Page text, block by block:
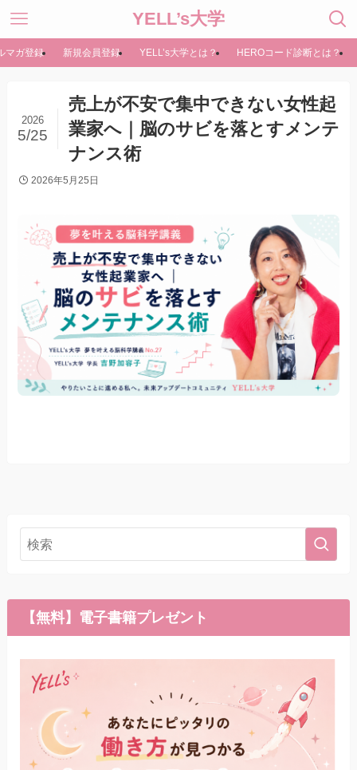
YELL’s大学
マガ登録 新規会員登録 YELL’s大学とは？ HEROコード診断とは？
売上が不安で集中できない女性起
業家へ｜脳のサビを落とすメンテ
ナンス術
2026
5/25
2026年5月25日
【無料】電子書籍プレゼント